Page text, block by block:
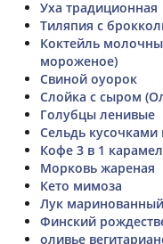
Уха традиционная
Тиляпия с
Коктейль
мороженое)
Свиной оуорок
Слойка с сыром
Голубцы ленивые
Сельдь кусочками
Кофе 3 в 1
Морковь жареная
Кето мимоза
Лук
Финский
оливье